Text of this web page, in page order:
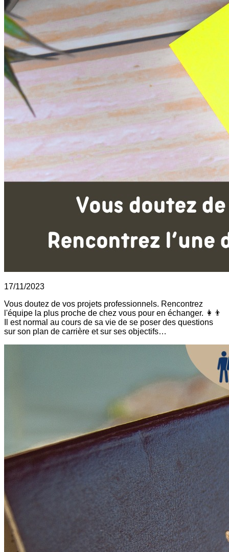
17/11/2023
Vous doutez de vos projets professionnels. Rencontrez
l'équipe la plus proche de chez vous pour en échanger. 👩👨
Il est normal au cours de sa vie de se poser des questions
sur son plan de carrière et sur ses objectifs…